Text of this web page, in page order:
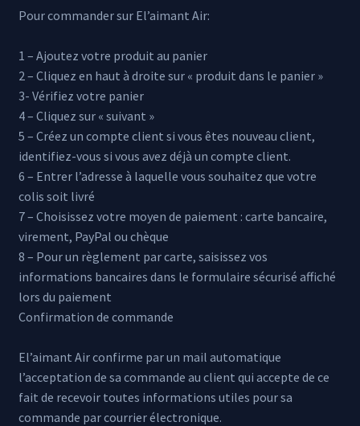
Pour commander sur El’aimant Air:
1 – Ajoutez votre produit au panier
2 – Cliquez en haut à droite sur « produit dans le panier »
3- Vérifiez votre panier
4 – Cliquez sur « suivant »
5 – Créez un compte client si vous êtes nouveau client,
identifiez-vous si vous avez déjà un compte client.
6 – Entrer l’adresse à laquelle vous souhaitez que votre
colis soit livré
7 – Choisissez votre moyen de paiement : carte bancaire,
virement, PayPal ou chèque
8 – Pour un règlement par carte, saisissez vos
informations bancaires dans le formulaire sécurisé affiché
lors du paiement
Confirmation de commande
El’aimant Air confirme par un mail automatique
l’acceptation de sa commande au client qui accepte de ce
fait de recevoir toutes informations utiles pour sa
commande par courrier électronique.